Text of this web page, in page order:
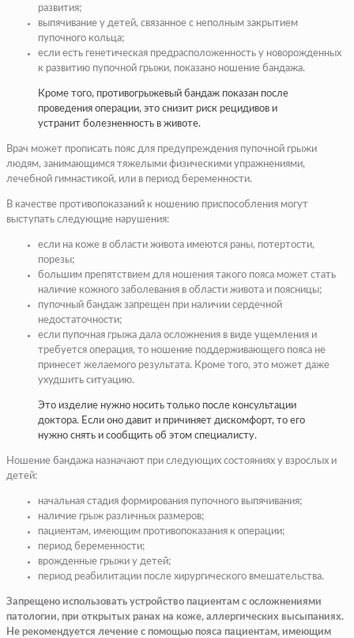
развития;
выпячивание у детей, связанное с неполным закрытием
пупочного кольца;
если есть генетическая предрасположенность у новорожденных
к развитию пупочной грыжи, показано ношение бандажа.
Кроме того, противогрыжевый бандаж показан после
проведения операции, это снизит риск рецидивов и
устранит болезненность в животе.
Врач может прописать пояс для предупреждения пупочной грыжи
людям, занимающимся тяжелыми физическими упражнениями,
лечебной гимнастикой, или в период беременности.
В качестве противопоказаний к ношению приспособления могут
выступать следующие нарушения:
если на коже в области живота имеются раны, потертости,
порезы;
большим препятствием для ношения такого пояса может стать
наличие кожного заболевания в области живота и поясницы;
пупочный бандаж запрещен при наличии сердечной
недостаточности;
если пупочная грыжа дала осложнения в виде ущемления и
требуется операция, то ношение поддерживающего пояса не
принесет желаемого результата. Кроме того, это может даже
ухудшить ситуацию.
Это изделие нужно носить только после консультации
доктора. Если оно давит и причиняет дискомфорт, то его
нужно снять и сообщить об этом специалисту.
Ношение бандажа назначают при следующих состояниях у взрослых и
детей:
начальная стадия формирования пупочного выпячивания;
наличие грыж различных размеров;
пациентам, имеющим противопоказания к операции;
период беременности;
врожденные грыжи у детей;
период реабилитации после хирургического вмешательства.
Запрещено использовать устройство пациентам с осложнениями
патологии, при открытых ранах на коже, аллергических высыпаниях.
Не рекомендуется лечение с помощью пояса пациентам, имеющим